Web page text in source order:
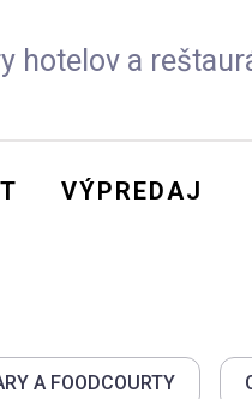
hotelov a
VÝPREDAJ
A FOODCOURTY